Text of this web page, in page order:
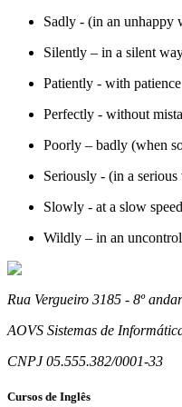
Sadly - (in an unhappy
Silently – in a silent
Patiently - with patience
Perfectly - without
Poorly – badly (when
Seriously - (in a
Slowly - at a slow speed
Wildly – in an
Rua Vergueiro 3185 - 8º andar
AOVS Sistemas de
CNPJ 05.555.382/0001-33
Cursos de Inglês